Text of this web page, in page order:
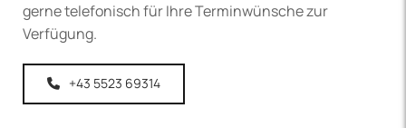
gerne telefonisch für Ihre Terminwünsche zur
Verfügung.
+43 5523 69314